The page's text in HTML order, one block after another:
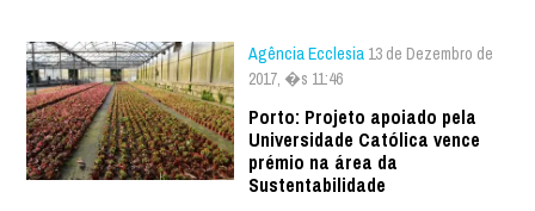
Agência Ecclesia 13 de Dezembro de
2017, �s 11:46
Porto: Projeto apoiado pela
Universidade Católica vence
prémio na área da
Sustentabilidade